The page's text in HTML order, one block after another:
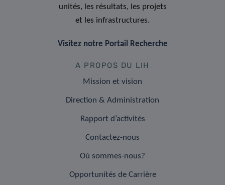
unités, les résultats, les projets
et les infrastructures.
Visitez notre Portail Recherche
A PROPOS DU LIH
Mission et vision
Direction & Administration
Rapport d’activités
Contactez-nous
Où sommes-nous?
Opportunités de Carrière